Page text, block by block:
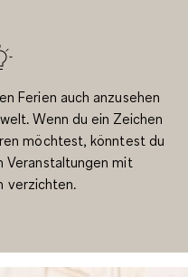
Ferien auch anzusehen
Wenn du ein Zeichen
möchtest, könntest du
Veranstaltungen mit
verzichten.